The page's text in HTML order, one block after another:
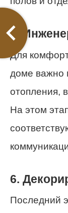
5.
Для
доме важно
отопления,
На этом
6.
Последний